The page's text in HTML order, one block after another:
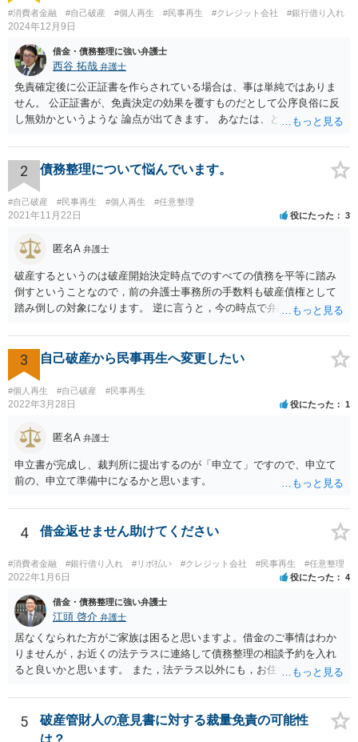
#消費者金融 #自己破産 #個人再生 #民事再生 #クレジット会社 #銀行借り入れ
2024年12月9日
借金・債務整理に強い弁護士
西谷 拓哉 弁護士
免責確定後に公正証書を作らされている場合は、事は単純ではありま
せん。 公正証書が、免責決定の効果を覆すものだとして公序良俗に反
し無効かというような 論点が出てきます。 あなたは、どこかできちん
を設けてもらう必要が高いと思います。 ネットで広告を出しているよ
うな法律事務所だと、またまずい処理をする法律事務所に相談してし
まう恐れがあるので まずは、下記のURLを参考に、弁護士会が設置・
開催している、債務整理等の相談を受けて今回の一連の流れを踏まえ
て相談されることをお勧め致します。 https://www.horitsu-sodan.jp/so
2 債務整理について悩んでいます。
#自己破産 #民事再生 #個人再生 #任意整理
2021年11月22日 役にたった 3
匿名A 弁護士
破産するというのは破産開始決定時点でのすべての債務を平等に踏み
倒すということなので，前の弁護士事務所の手数料も破産債権として
踏み倒しの対象になります。 逆に言うと，今の時点で弁護士手数料を
なるので，方針が決まるまでは支払わない方がいいでしょう。 費用は
法テラスを利用できるなら分割払いができるはずですが，収入や資力
が一定以上だと利用できません。 また，破産にあたって破産管財人と
いうのが付く管財事件になる可能性もありますので，その場合は予納
金という管財人に係る費用（20万円が目安）を別途裁判所に払い込む
分で用立てる必要があります。
3 自己破産から民事再生へ変更したい
#個人再生 #自己破産 #民事再生
2022年3月28日 役にたった 1
匿名A 弁護士
申立書が完成し、裁判所に提出するのが「申立て」ですので、申立て
前の、申立て準備中になるかと思います。
4 借金返せません助けてください
#消費者金融 #銀行借り入れ #リボ払い #クレジット会社 #民事再生 #任意整理
2022年1月6日 役にたった 4
借金・債務整理に強い弁護士
江頭 啓介 弁護士
居なくなられた方がご家族は困ると思いますよ。借金のご事情はわか
りませんが，お近くの法テラスに連絡して債務整理の相談予約を入れ
ると良いかと思います。 また，法テラス以外にも，お住いの都道府県
してみてください。
5
破産管財人の意見書に対する裁量免責の可能性
は？